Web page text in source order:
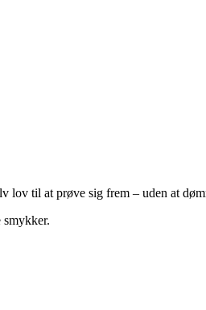
til at prøve sig frem – uden at